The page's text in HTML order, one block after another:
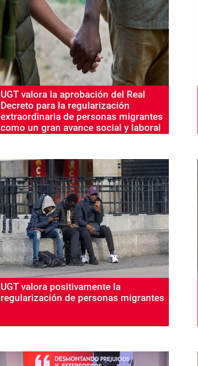
UGT valora la aprobación del Real
Decreto para la regularización
extraordinaria de personas migrantes
como un gran avance social y laboral
UGT valora positivamente la
regularización de personas migrantes